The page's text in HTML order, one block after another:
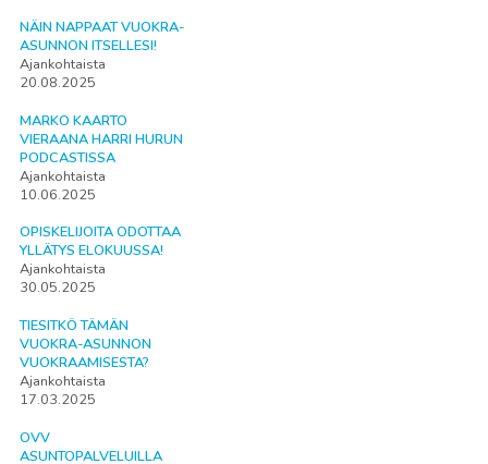
NÄIN NAPPAAT VUOKRA-
ASUNNON ITSELLESI!
Ajankohtaista
20.08.2025
MARKO KAARTO
VIERAANA HARRI HURUN
PODCASTISSA
Ajankohtaista
10.06.2025
OPISKELIJOITA ODOTTAA
YLLÄTYS ELOKUUSSA!
Ajankohtaista
30.05.2025
TIESITKÖ TÄMÄN
VUOKRA-ASUNNON
VUOKRAAMISESTA?
Ajankohtaista
17.03.2025
OVV
ASUNTOPALVELUILLA